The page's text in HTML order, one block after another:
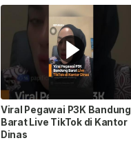
Viral Pegawai P3K Bandung
Barat Live TikTok di Kantor
Dinas